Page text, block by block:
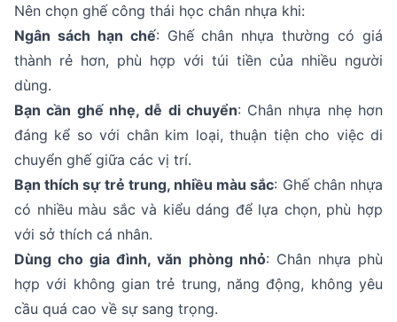
Nên chọn ghế công thái học chân nhựa khi:
Ngân sách hạn chế: Ghế chân nhựa thường có giá
thành rẻ hơn, phù hợp với túi tiền của nhiều người
dùng.
Bạn cần ghế nhẹ, dễ di chuyển: Chân nhựa nhẹ hơn
đáng kể so với chân kim loại, thuận tiện cho việc di
chuyển ghế giữa các vị trí.
Bạn thích sự trẻ trung, nhiều màu sắc: Ghế chân nhựa
có nhiều màu sắc và kiểu dáng để lựa chọn, phù hợp
với sở thích cá nhân.
Dùng cho gia đình, văn phòng nhỏ: Chân nhựa phù
hợp với không gian trẻ trung, năng động, không yêu
cầu quá cao về sự sang trọng.